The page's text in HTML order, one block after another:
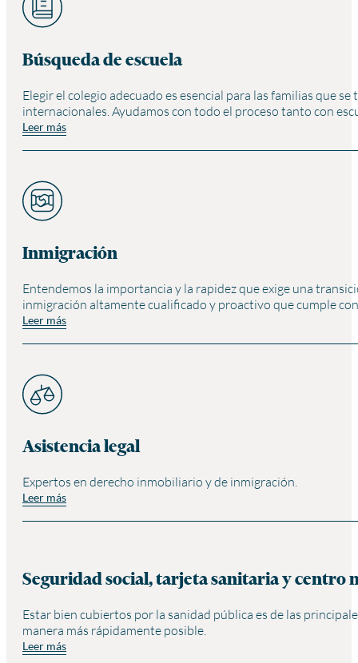
Búsqueda de escuela
Elegir el colegio adecuado es esencial para las familias que
internacionales. Ayudamos con todo el proceso tanto con
Leer más
Inmigración
Entendemos la importancia y la rapidez que exige una
inmigración altamente cualificado y proactivo que cumple
Leer más
Asistencia legal
Expertos en derecho inmobiliario y de inmigración.
Leer más
Seguridad social, tarjeta sanitaria y centro
Estar bien cubiertos por la sanidad pública es de las
manera más rápidamente posible.
Leer más